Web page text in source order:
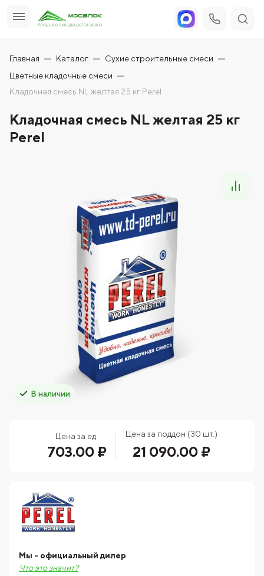
Главная Каталог
Сухие строительные смеси
Цветные кладочные смеси
Кладочная смесь NL желтая 25 кг Perel
Кладочная смесь NL желтая 25 кг
Perel
В наличии
Цена за ед.
703.00 ₽
Цена за поддон (30 шт.)
21 090.00 ₽
Мы - официальный дилер
Что это значит?